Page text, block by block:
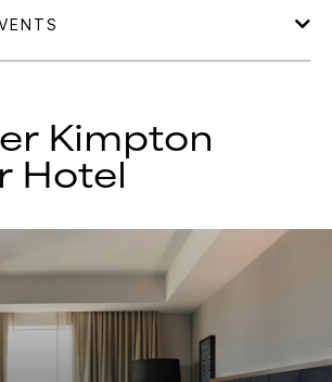
Kimpton
Hotel